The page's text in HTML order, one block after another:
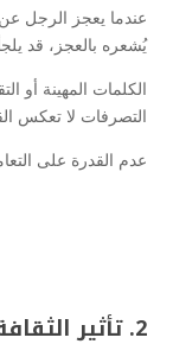
عندما يعجز الرجل
يُشعره بالعجز، قد
الكلمات المهينة أو
التصرفات لا تعكس
عدم القدرة على
2. تأثير الثقافة والتنشئة الاجتماعية